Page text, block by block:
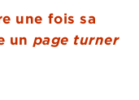
une fois sa
un page turner